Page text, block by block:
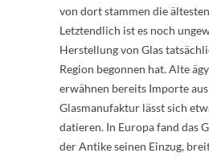
von dort stammen die
Letztendlich ist es noch
Herstellung von Glas
Region begonnen hat. Alte
erwähnen bereits Importe
Glasmanufaktur lässt sich
datieren. In Europa fand das
der Antike seinen Einzug,